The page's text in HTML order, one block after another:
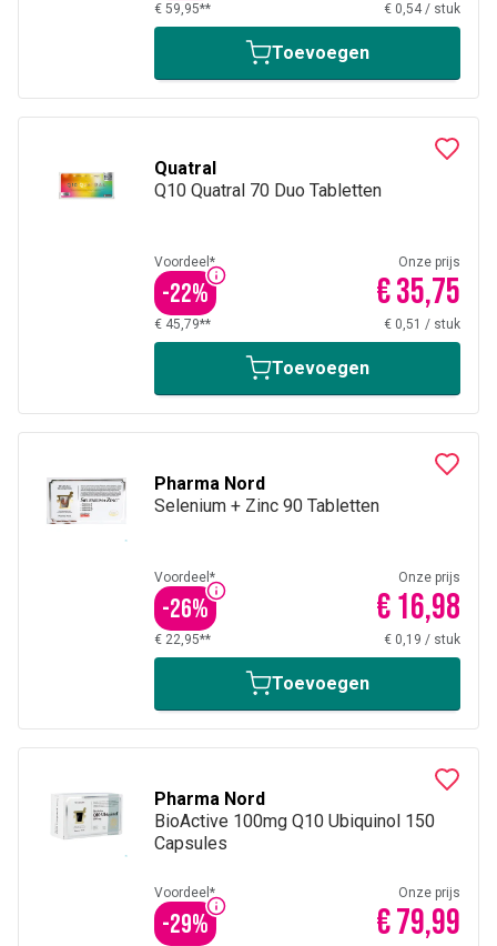
€ 59,95** € 0,54 / stuk
Toevoegen
Quatral
Q10 Quatral 70 Duo Tabletten
Voordeel*
-22%
Onze prijs
€ 35,75
€ 45,79** € 0,51 / stuk
Toevoegen
Pharma Nord
Selenium + Zinc 90 Tabletten
Voordeel*
-26%
Onze prijs
€ 16,98
€ 22,95** € 0,19 / stuk
Toevoegen
Pharma Nord
BioActive 100mg Q10 Ubiquinol 150
Capsules
Voordeel*
-29%
Onze prijs
€ 79,99